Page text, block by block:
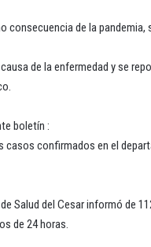
consecuencia de la pandemia,
de la enfermedad y se
boletín :
casos confirmados en el
Salud del Cesar informó de
de 24 horas.